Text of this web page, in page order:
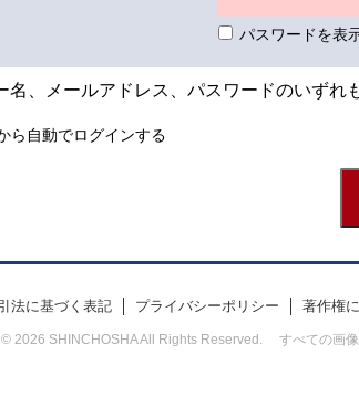
パスワードを表
名、メールアドレス、パスワードのいずれ
ら自動でログインする
法に基づく表記 プライバシーポリシー 著作権
2026 SHINCHOSHA All Rights Reserved. すべての画